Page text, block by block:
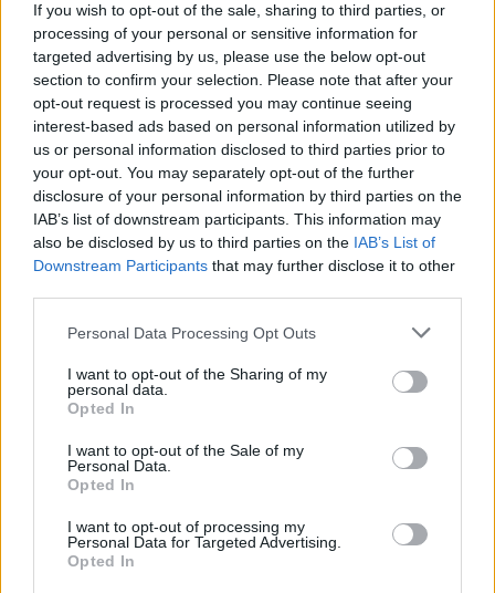
If you wish to opt-out of the sale, sharing to third parties, or
processing of your personal or sensitive information for
targeted advertising by us, please use the below opt-out
section to confirm your selection. Please note that after your
opt-out request is processed you may continue seeing
interest-based ads based on personal information utilized by
us or personal information disclosed to third parties prior to
your opt-out. You may separately opt-out of the further
disclosure of your personal information by third parties on the
IAB’s list of downstream participants. This information may
also be disclosed by us to third parties on the IAB’s List of
Downstream Participants that may further disclose it to other
Personal Data Processing Opt Outs
I want to opt-out of the Sharing of my
personal data.
Opted In
I want to opt-out of the Sale of my
Personal Data.
Opted In
I want to opt-out of processing my
Personal Data for Targeted Advertising.
Opted In
καταλήξει στα εκθαμβωτικά χρώματα και τις
παχιές, ξέφρενες πινελιές της περιόδου του
Αρλ.
Τα δυόμισι τελευταία χρόνια της ζωής του
ζωγράφισε εκατοντάδες πίνακες, ανάμεσα στους
οποίους και τα πασίγνωστα έργα του
«Αυτοπροσωπογραφία», «Ηλιοτρόπια», «Νύχτα
με άστρα» κ.ά. Οι υδατογραφίες του και τα
Τα γράμματα που έγραψε στον αδελφό του Τεό
αδελφό μου Θεόδωρο», από τις εκδόσεις
Γκοβόστη) αποτελούν όχι μόνο ένα σημαντικό
ντοκουμέντο για την τέχνη της εποχής του, αλλά
και αξιόλογα από κάθε άποψη λογοτεχνικά